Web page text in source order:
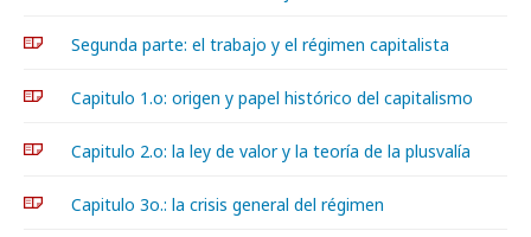
Segunda parte: el trabajo y el régimen capitalista
Capitulo 1.o: origen y papel histórico del capitalismo
Capitulo 2.o: la ley de valor y la teoría de la plusvalía
Capitulo 3o.: la crisis general del régimen